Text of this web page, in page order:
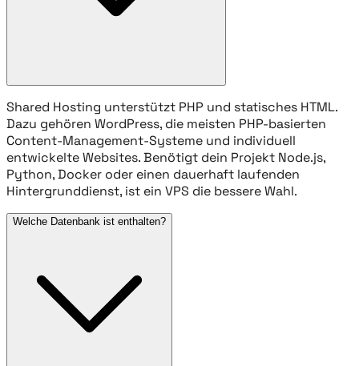
Shared Hosting unterstützt PHP und statisches HTML.
Dazu gehören WordPress, die meisten PHP-basierten
Content-Management-Systeme und individuell
entwickelte Websites. Benötigt dein Projekt Node.js,
Python, Docker oder einen dauerhaft laufenden
Hintergrunddienst, ist ein VPS die bessere Wahl.
Welche Datenbank ist enthalten?